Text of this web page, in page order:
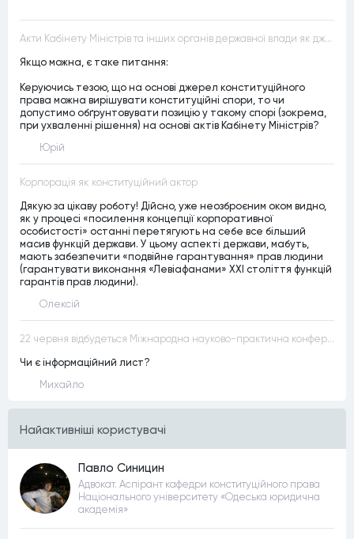
Акти Кабінету Міністрів та інших органів державної влади як джерела конституційного права
Якщо можна, є таке питання:
Керуючись тезою, що на основі джерел конституційного
права можна вирішувати конституційні спори, то чи
допустимо обґрунтовувати позицію у такому спорі (зокрема,
при ухваленні рішення) на основі актів Кабінету Міністрів?
Юрій
Корпорація як конституційний актор
Дякую за цікаву роботу! Дійсно, уже неозброєним оком видно,
як у процесі «посилення концепції корпоративної
особистості» останні перетягують на себе все більший
масив функцій держави. У цьому аспекті держави, мабуть,
мають забезпечити «подвійне гарантування» прав людини
(гарантувати виконання «Левіафанами» ХХІ століття функцій
гарантів прав людини).
Олексій
22 червня відбудеться Міжнародна науково-практична конференція “Конституційна демократія в умовах загроз територіальній цілісності та національній безпеці”
Чи є інформаційний лист?
Михайло
Найактивнiшi користувачi
Павло Синицин
Адвокат. Аспірант кафедри конституційного права
Національного університету «Одеська юридична
академія»